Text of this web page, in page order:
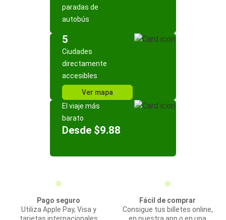
paradas de
autobús
5
Ciudades
directamente
accesibles
Ver mapa
El viaje más
barato
Desde $9.88
Pago seguro
Utiliza Apple Pay, Visa y
Fácil de comprar
Consigue tus billetes online,